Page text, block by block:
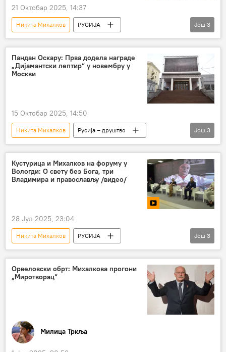
21 Октобар 2025, 14:37
Никита Михалков
РУСИЈА
Русија – друштво
Патријарх Кирил
Руска православна црква
Још 3
Пандан Оскару: Прва додела награде
„Дијамантски лептир“ у новембру у
Москви
15 Октобар 2025, 14:50
Никита Михалков
Русија – друштво
руски филм
ДРУШТВО Култура
Још 3
Кустурица и Михалков на форуму у
Вологди: О свету без Бога, три
Владимира и православљу /видео/
28 Јул 2025, 23:04
Никита Михалков
РУСИЈА
Емир Кустурица
Русија Култура
Још 3
Орвеловски обрт: Михалкова прогони
„Миротворац“
Милица Тркља